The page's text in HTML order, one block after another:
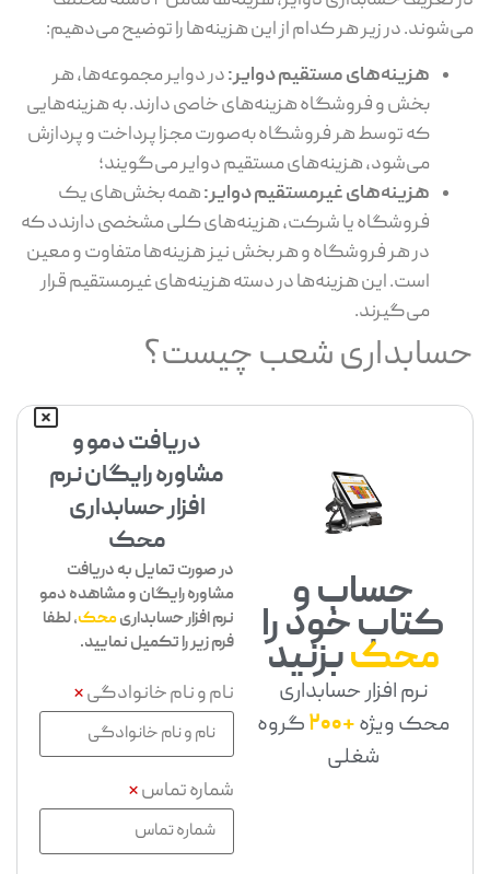
می‌شوند. در زیر هر کدام از این هزینه‌ها را توضیح می‌دهیم:
هزینه‌های مستقیم دوایر:در دوایر مجموعه‌ها، هر
بخش و فروشگاه هزینه‌های خاصی دارند. به هزینه‌هایی
که توسط هر فروشگاه به‌صورت مجزا پرداخت و پردازش
می‌شود، هزینه‌های مستقیم دوایر می‌گویند؛
هزینه‌های غیرمستقیم دوایر:همه بخش‌های یک
فروشگاه یا شرکت، هزینه‌های کلی مشخصی دارندد که
در هر فروشگاه و هر بخش نیز هزینه‌ها متفاوت و معین
است. این هزینه‌ها در دسته هزینه‌های غیرمستقیم قرار
می‌گیرند.
حسابداری شعب چیست؟
حساب و
کتاب خود را
محکبزنید
نرم افزار حسابداری
محک ویژه+200
گروه
شغلی
دریافت دمو و
مشاوره رایگان نرم
افزار حسابداری
محک
در صورت تمایل به دریافت
مشاوره رایگان و مشاهده دمو
نرم افزار حسابداریمحک، لطفا
فرم زیر را تکمیل نمایید.
نام و نام خانوادگی*
شماره تماس*